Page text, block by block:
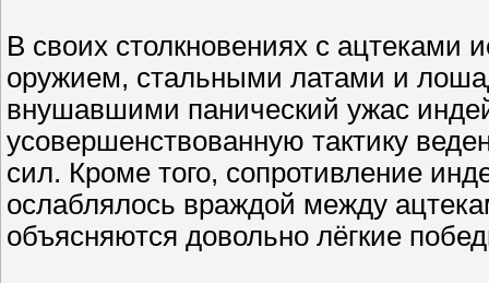
В своих столкновениях с
оружием, стальными латами и
внушавшими панический ужас
усовершенствованную тактику
сил. Кроме того, сопротивление
ослаблялось враждой между
объясняются довольно лёгкие